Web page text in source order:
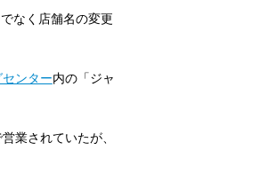
なく店舗名の変更
ンター内の「ジャ
業されていたが、